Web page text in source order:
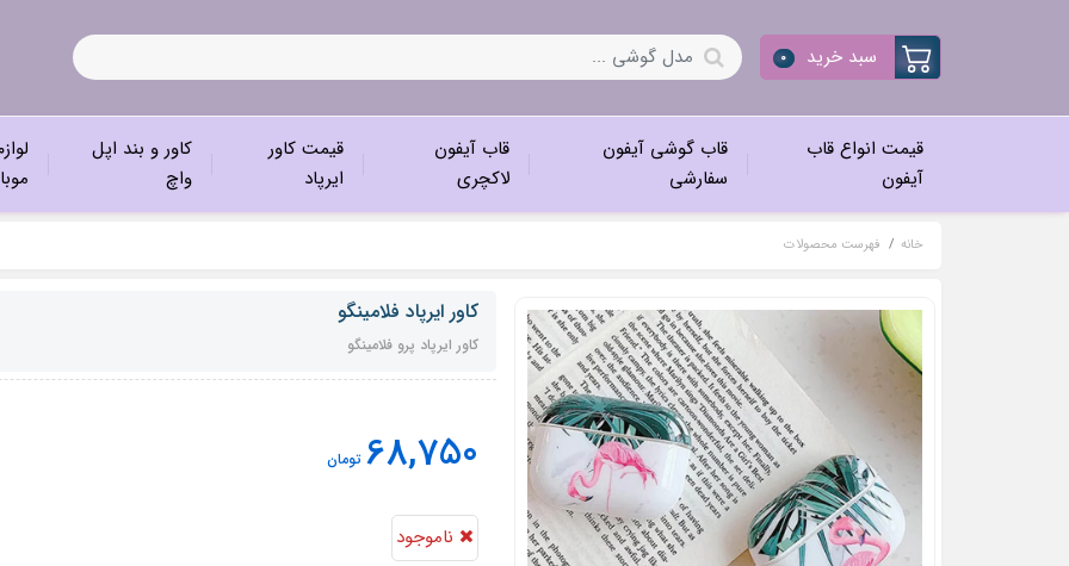
سبد خرید 0
قیمت انواع قاب
آیفون
قاب گوشی آیفون
سفارشی
قاب آیفون
لاکچری
قیمت کاور
ایرپاد
کاور و بند اپل
واچ
خانه فهرست محصولات
کاور ایرپاد فلامینگو
کاور ایرپاد پرو فلامینگو
68,750 تومان
ناموجود